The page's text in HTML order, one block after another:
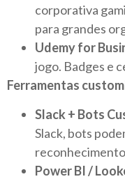
corporativa
para grandes
Udemy for
jogo. Badges e
Ferramentas
Slack + Bots
Slack, bots
Power BI /